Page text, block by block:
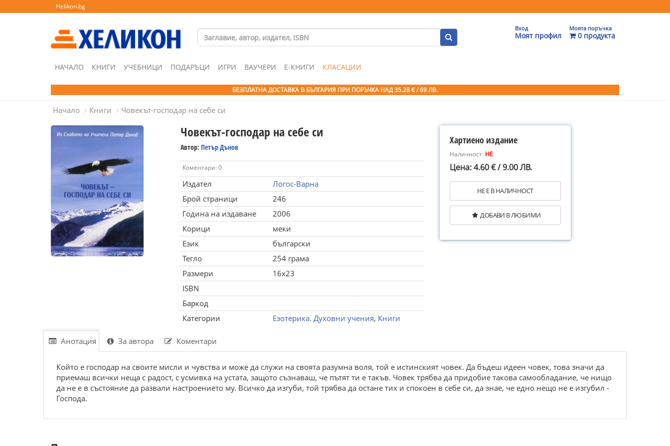
Helikon.bg
Вход
Моят профил
Моята поръчка
0 продукта
НАЧАЛО КНИГИ УЧЕБНИЦИ ПОДАРЪЦИ ИГРИ ВАУЧЕРИ Е-КНИГИ КЛАСАЦИИ
БЕЗПЛАТНА ДОСТАВКА В БЪЛГАРИЯ ПРИ ПОРЪЧКА НАД 35.28 € / 69 ЛВ.
Начало Книги Човекът-господар на себе си
Човекът-господар на себе си
Автор: Петър Дънов
Коментари: 0
Издател
Логос-Варна
Брой страници
246
Година на издаване
2006
Корици
меки
Език
български
Тегло
254 грама
Размери
16x23
ISBN
Баркод
Категории
Езотерика. Духовни учения, Книги
Хартиено издание
Наличност: НЕ
Цена: 4.60 € / 9.00 ЛВ.
НЕ Е В НАЛИЧНОСТ
ДОБАВИ В ЛЮБИМИ
Анотация За автора Коментари
Който е господар на своите мисли и чувства и може да служи на своята разумна воля, той е истинският човек. Да бъдеш идеен човек, това значи да
приемаш всички неща с радост, с усмивка на устата, защото съзнаваш, че пътят ти е такъв. Човек трябва да придобие такова самообладание, че нищо
да не е в състояние да развали настроението му. Всичко да изгуби, той трябва да остане тих и спокоен в себе си, да знае, че едно нещо не е изгубил -
Господа.